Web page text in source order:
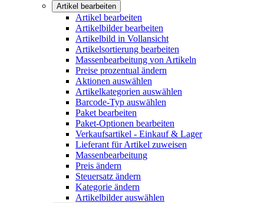
Artikel bearbeiten
Artikel bearbeiten
Artikelbilder bearbeiten
Artikelbild in Vollansicht
Artikelsortierung bearbeiten
Massenbearbeitung von Artikeln
Preise prozentual ändern
Aktionen auswählen
Artikelkategorien auswählen
Barcode-Typ auswählen
Paket bearbeiten
Paket-Optionen bearbeiten
Verkaufsartikel - Einkauf & Lager
Lieferant für Artikel zuweisen
Massenbearbeitung
Preis ändern
Steuersatz ändern
Kategorie ändern
Artikelbilder auswählen